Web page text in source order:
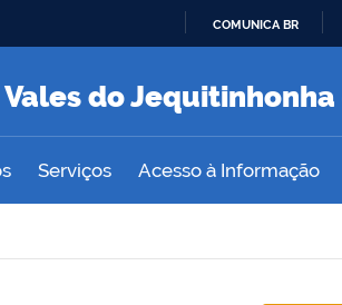
O
COMUNICA BR
do
Serviços Acesso à Informação